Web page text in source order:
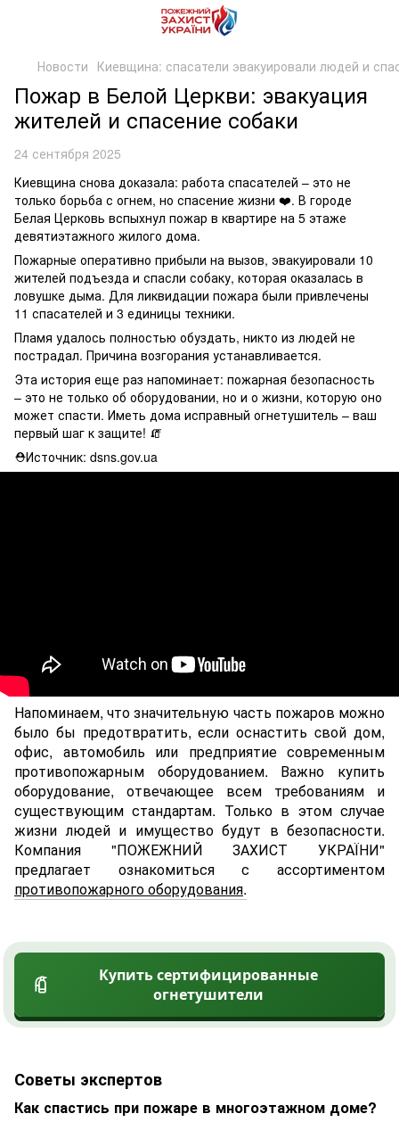
Новости Киевщина: спасатели эвакуировали людей и
Пожар в Белой Церкви: эвакуация
жителей и спасение собаки
24 сентября 2025
Киевщина снова доказала: работа спасателей – это не
только борьба с огнем, но спасение жизни ❤️. В городе
Белая Церковь вспыхнул пожар в квартире на 5 этаже
девятиэтажного жилого дома.
Пожарные оперативно прибыли на вызов, эвакуировали 10
жителей подъезда и спасли собаку, которая оказалась в
ловушке дыма. Для ликвидации пожара были привлечены
11 спасателей и 3 единицы техники.
Пламя удалось полностью обуздать, никто из людей не
пострадал. Причина возгорания устанавливается.
Эта история еще раз напоминает: пожарная безопасность
– это не только об оборудовании, но и о жизни, которую оно
может спасти. Иметь дома исправный огнетушитель – ваш
первый шаг к защите! 🧯
⛑Источник: dsns.gov.ua
Напоминаем, что значительную часть пожаров можно
было бы предотвратить, если оснастить cвой дом,
офис, автомобиль или предприятие современным
противопожарным оборудованием. Важно купить
оборудование, отвечающее всем требованиям и
существующим стандартам. Только в этом случае
жизни людей и имущество будут в безопасности.
Компания "ПОЖЕЖНИЙ ЗАХИСТ УКРАЇНИ"
предлагает ознакомиться с ассортиментом
противопожарного оборудования.
Купить сертифицированные
огнетушители
Советы экспертов
Как спастись при пожаре в многоэтажном доме?